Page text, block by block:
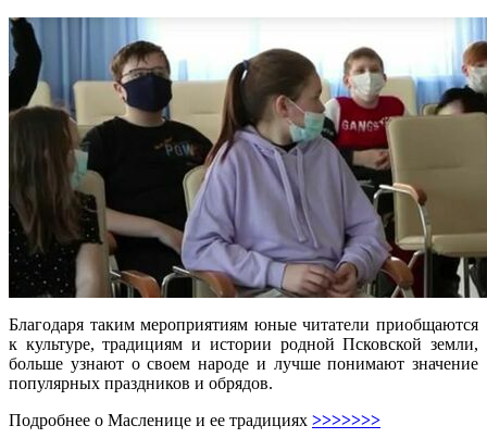
Благодаря таким мероприятиям юные читатели приобщаются
к культуре, традициям и истории родной Псковской земли,
больше узнают о своем народе и лучше понимают значение
популярных праздников и обрядов.
Подробнее о Масленице и ее традициях >>>>>>>